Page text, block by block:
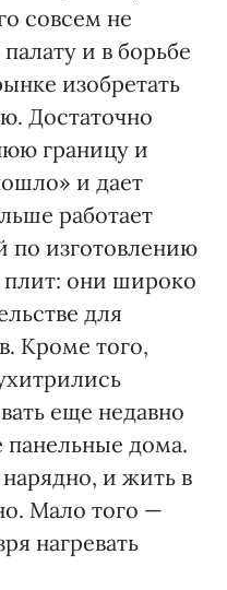
совсем не
и в борьбе
изобретать
Достаточно
границу и
и дает
работает
по изготовлению
они широко
для
Кроме того,
еще недавно
дома.
и жить в
Мало того —
нагревать